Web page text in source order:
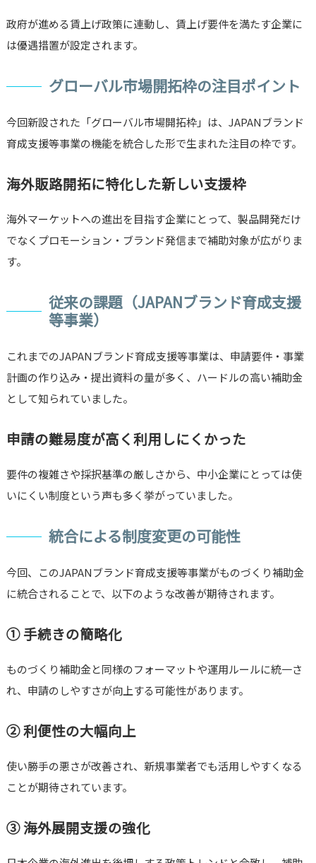
政府が進める賃上げ政策に連動し、賃上げ要件を満たす企業に
は優遇措置が設定されます。
グローバル市場開拓枠の注目ポイント
今回新設された「グローバル市場開拓枠」は、JAPANブランド
育成支援等事業の機能を統合した形で生まれた注目の枠です。
海外販路開拓に特化した新しい支援枠
海外マーケットへの進出を目指す企業にとって、製品開発だけ
でなくプロモーション・ブランド発信まで補助対象が広がりま
す。
従来の課題（JAPANブランド育成支援
等事業）
これまでのJAPANブランド育成支援等事業は、申請要件・事業
計画の作り込み・提出資料の量が多く、ハードルの高い補助金
として知られていました。
申請の難易度が高く利用しにくかった
要件の複雑さや採択基準の厳しさから、中小企業にとっては使
いにくい制度という声も多く挙がっていました。
統合による制度変更の可能性
今回、このJAPANブランド育成支援等事業がものづくり補助金
に統合されることで、以下のような改善が期待されます。
① 手続きの簡略化
ものづくり補助金と同様のフォーマットや運用ルールに統一さ
れ、申請のしやすさが向上する可能性があります。
② 利便性の大幅向上
使い勝手の悪さが改善され、新規事業者でも活用しやすくなる
ことが期待されています。
③ 海外展開支援の強化